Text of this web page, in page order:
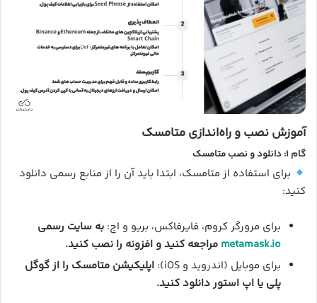
آموزش نصب و راه‌اندازی متامسک
گام ۱: دانلود و نصب متامسک
برای استفاده از متامسک، ابتدا باید آن را از منابع رسمی دانلود
کنید:
برای مرورگر کروم، فایرفاکس، بریو و اج: به سایت رسمی
metamask.io مراجعه کنید و افزونه را نصب کنید.
برای موبایل (اندروید و iOS):
اپلیکیشن متامسک را از گوگل
پلی یا اپ استور دانلود کنید.